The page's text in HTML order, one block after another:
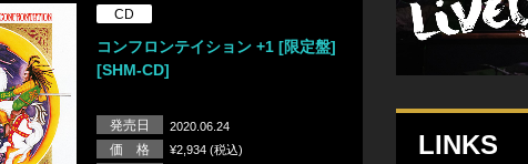
CD
コンフロンテイション +1 [限定盤]
[SHM-CD]
発売日 2020.06.24
価 格 ¥2,934 (税込) LINKS